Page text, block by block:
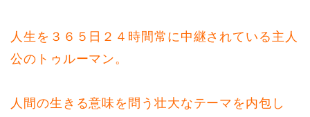
人生を３６５日２４時間常に中継されている主人
公のトゥルーマン。
人間の生きる意味を問う壮大なテーマを内包し